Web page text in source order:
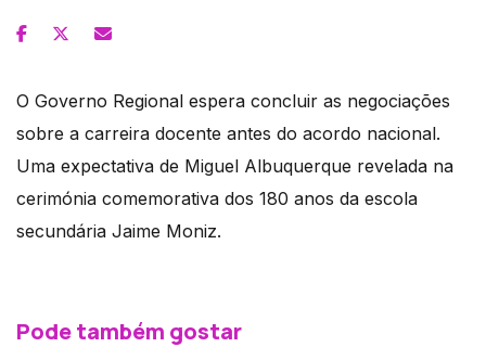
O Governo Regional espera concluir as negociações
sobre a carreira docente antes do acordo nacional.
Uma expectativa de Miguel Albuquerque revelada na
cerimónia comemorativa dos 180 anos da escola
secundária Jaime Moniz.
Pode também gostar